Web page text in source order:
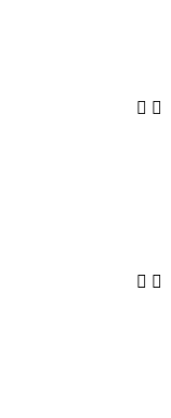
 
 